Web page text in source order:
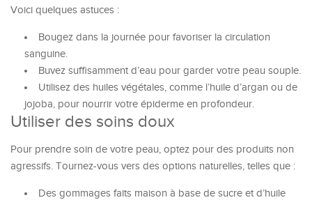
Voici quelques astuces :
Bougez dans la journée pour favoriser la circulation
sanguine.
Buvez suffisamment d’eau pour garder votre peau souple.
Utilisez des huiles végétales, comme l’huile d’argan ou de
jojoba, pour nourrir votre épiderme en profondeur.
Utiliser des soins doux
Pour prendre soin de votre peau, optez pour des produits non
agressifs. Tournez-vous vers des options naturelles, telles que :
Des gommages faits maison à base de sucre et d’huile